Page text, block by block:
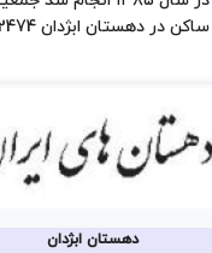
دهستان ابژدان